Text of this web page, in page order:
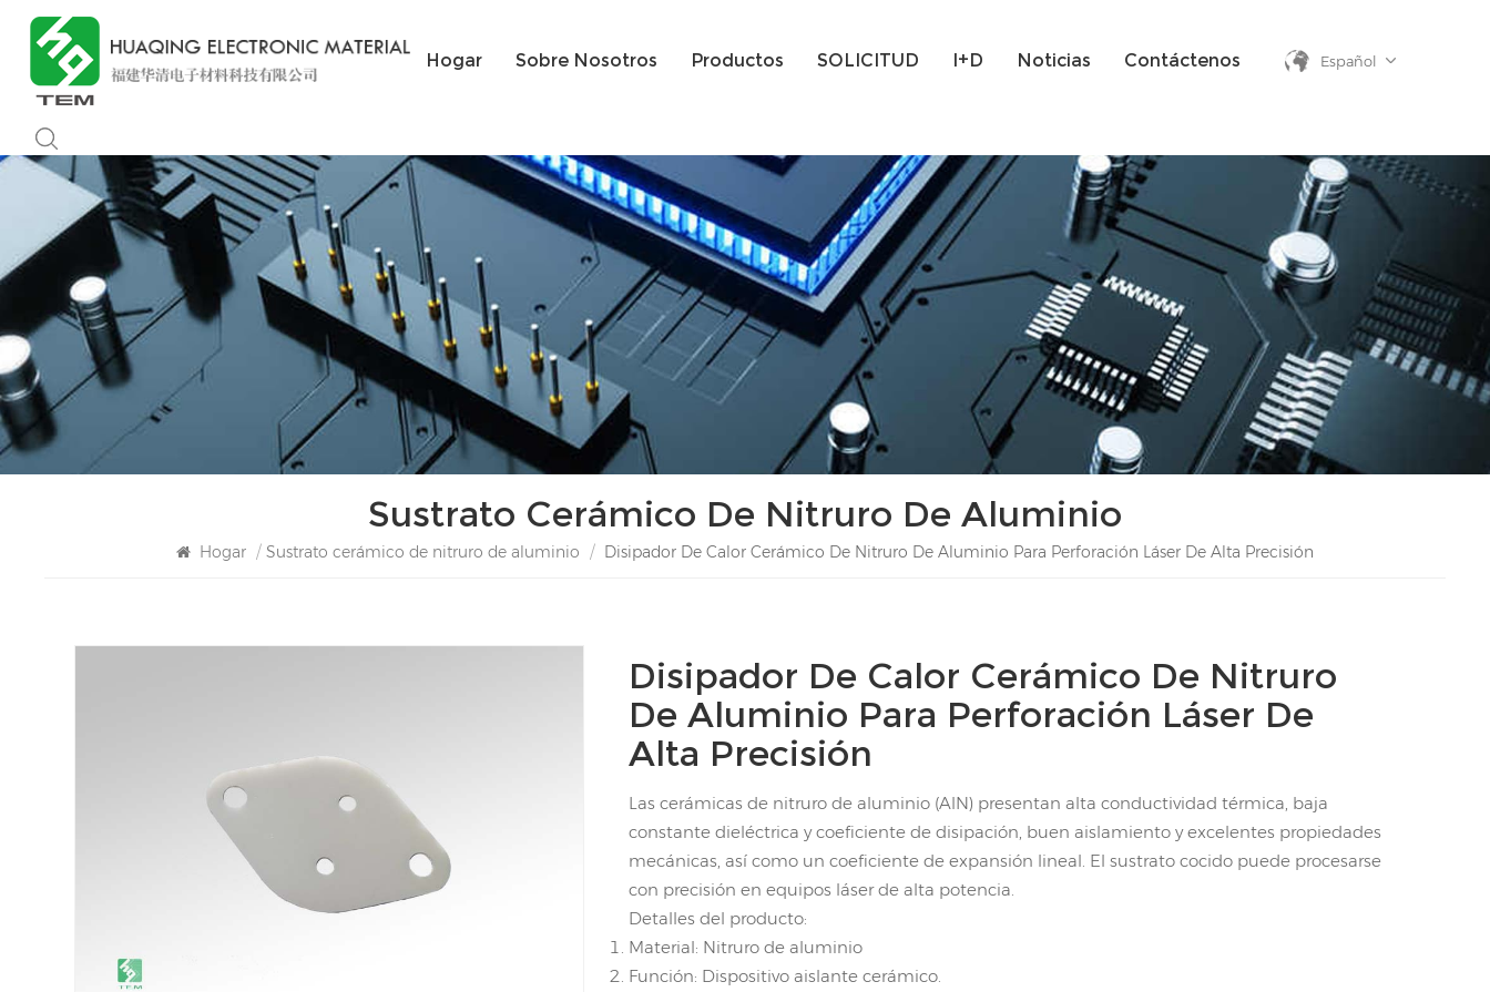
Hogar Sobre Nosotros Productos SOLICITUD I+D Noticias Contáctenos Español
Sustrato Cerámico De Nitruro De Aluminio
Hogar / Sustrato cerámico de nitruro de aluminio / Disipador De Calor Cerámico De Nitruro De Aluminio Para Perforación Láser De Alta Precisión
Disipador De Calor Cerámico De Nitruro
De Aluminio Para Perforación Láser De
Alta Precisión
Las cerámicas de nitruro de aluminio (AlN) presentan alta conductividad térmica, baja
constante dieléctrica y coeficiente de disipación, buen aislamiento y excelentes propiedades
mecánicas, así como un coeficiente de expansión lineal. El sustrato cocido puede procesarse
con precisión en equipos láser de alta potencia.
Detalles del producto:
Material: Nitruro de aluminio
Función: Dispositivo aislante cerámico.